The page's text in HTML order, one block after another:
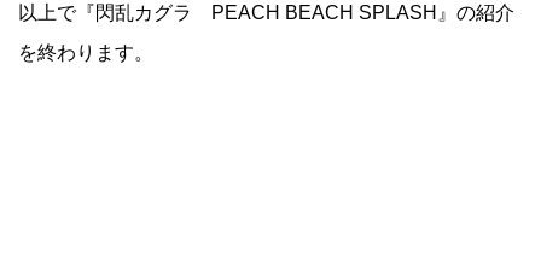
以上で『閃乱カグラ PEACH BEACH SPLASH』の紹介
を終わります。